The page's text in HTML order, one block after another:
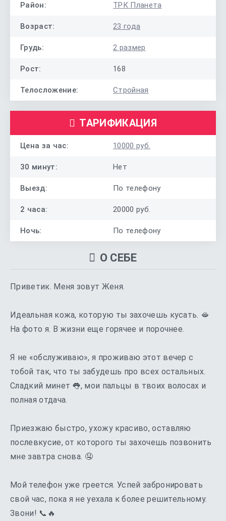
Район: ТРК Планета
Возраст: 23 года
Грудь: 2 размер
Рост: 168
Телосложение: Стройная
ТАРИФИКАЦИЯ
Цена за час: 10000 руб.
30 минут: Нет
Выезд: По телефону
2 часа: 20000 руб.
Ночь: По телефону
О СЕБЕ
Приветик. Меня зовут Женя.
Идеальная кожа, которую ты захочешь кусать. 🫦
На фото я. В жизни еще горячее и порочнее.
Я не «обслуживаю», я проживаю этот вечер с
тобой так, что ты забудешь про всех остальных.
Сладкий минет 👅, мои пальцы в твоих волосах и
полная отдача.
Приезжаю быстро, ухожу красиво, оставляю
послевкусие, от которого ты захочешь позвонить
мне завтра снова. 🤤
Мой телефон уже греется. Успей забронировать
свой час, пока я не уехала к более решительному.
Звони! 📞🔥